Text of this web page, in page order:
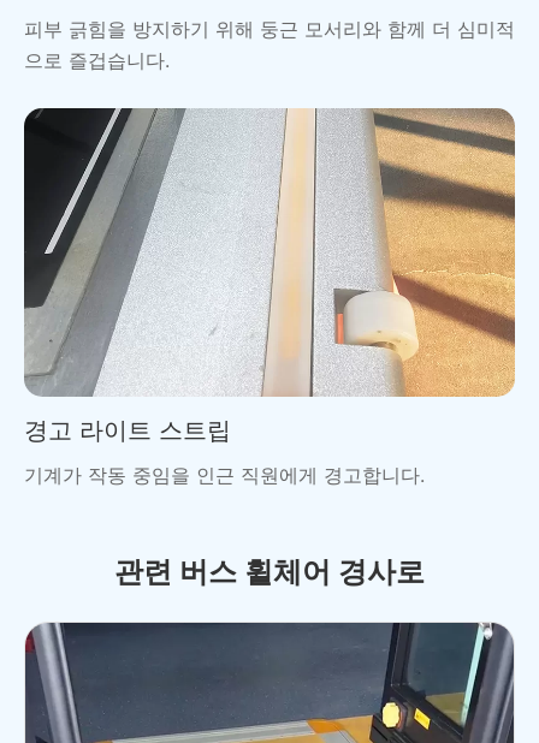
피부 긁힘을 방지하기 위해 둥근 모서리와 함께 더 심미적
으로 즐겁습니다.
경고 라이트 스트립
기계가 작동 중임을 인근 직원에게 경고합니다.
관련 버스 휠체어 경사로